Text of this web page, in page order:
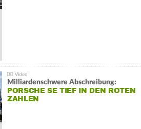
Milliardenschwere Abschreibung:
PORSCHE SE TIEF IN DEN ROTEN
ZAHLEN